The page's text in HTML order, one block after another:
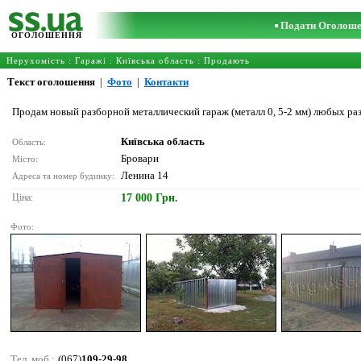
ОГОЛОШЕННЯ
Подати
Нерухомість : Гаражі : Київська область : Продають
Текст оголошення | Фото | Контакти
Продам новый разборной металлический гараж (металл 0, 5-2 мм) любых
Область: Київська область
Місто: Бровари
Адреса та номер будинку: Ленина 14
Ціна: 17 000 Грн.
Фото: